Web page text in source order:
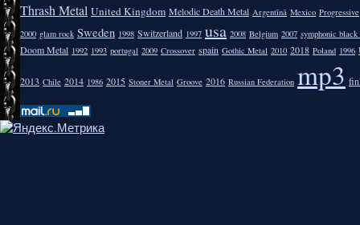
Thrash Metal United Kingdom Melodic Death Metal Argentīnā Mexico Progressive
2000 glam rock Sweden 1998 Switzerland 1997 usa 2008 Belgium 2007 symphonic
Doom Metal 1992 1993 portugal 2009 Crossover spain Gothic Metal 2010 2018 Poland 1996
2013 Chile 2014 1986 2015 Stoner Metal Groove 2016 Russian Federation mp3